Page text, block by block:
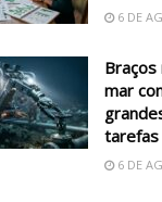
6 DE
mar
6 DE